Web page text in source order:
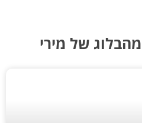
של מירי